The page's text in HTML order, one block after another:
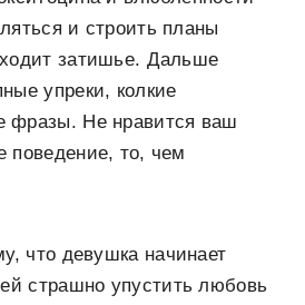
и строить планы
затишье. Дальше
упреки, колкие
фразы. Не нравится ваш
то, чем
что девушка начинает
страшно упустить любовь